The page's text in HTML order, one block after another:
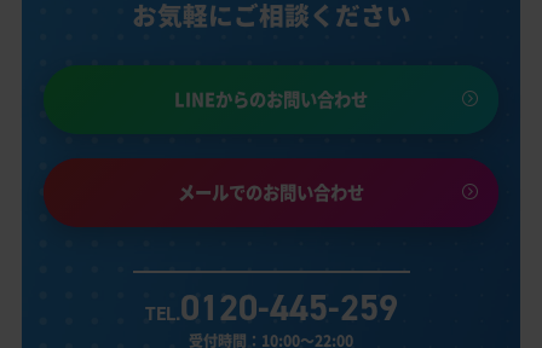
お気軽にご相談ください
LINEからのお問い合わせ
メールでのお問い合わせ
TEL.0120-445-259
受付時間：10:00～22:00